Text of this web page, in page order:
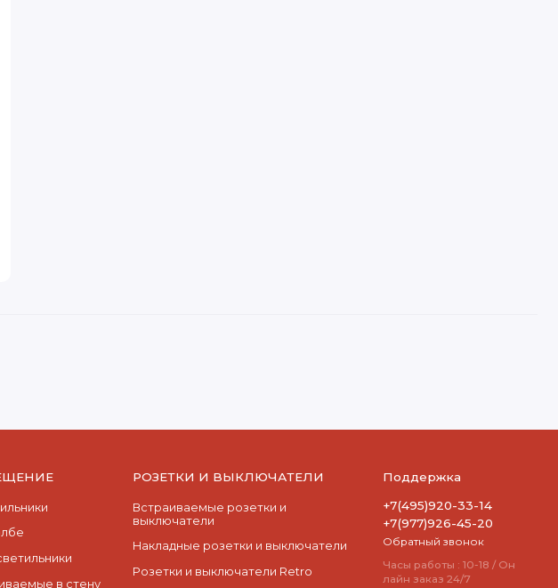
в стену
РОЗЕТКИ И ВЫКЛЮЧАТЕЛИ
Встраиваемые розетки и
выключатели
Накладные розетки и выключатели
Розетки и выключатели Retro
Поддержка
+7(495)920-33-14
+7(977)926-45-20
Обратный звонок
Часы работы : 10-18 / Он
лайн заказ 24/7